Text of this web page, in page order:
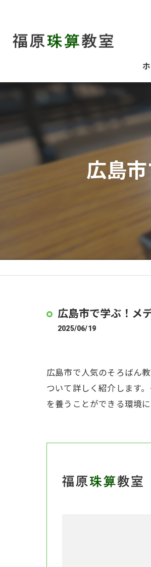
広島
広島市で学ぶ！メ
2025/06/19
広島市で人気のそろばん
ついて詳しく紹介します
を養うことができる環境